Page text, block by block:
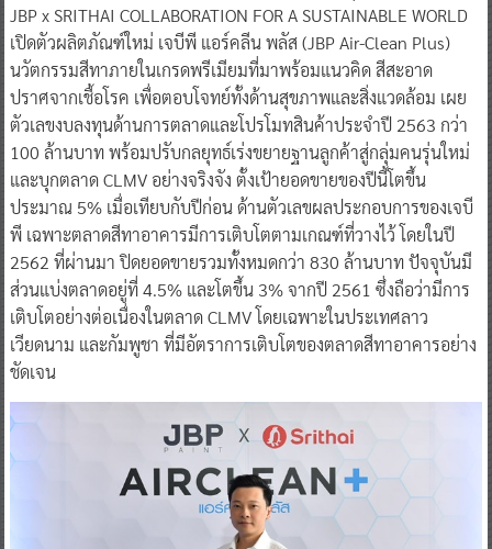
JBP x SRITHAI COLLABORATION FOR A SUSTAINABLE WORLD
เปิดตัวผลิตภัณฑ์ใหม่ เจบีพี แอร์คลีน พลัส (JBP Air-Clean Plus)
นวัตกรรมสีทาภายในเกรดพรีเมียมที่มาพร้อมแนวคิด สีสะอาด
ปราศจากเชื้อโรค เพื่อตอบโจทย์ทั้งด้านสุขภาพและสิ่งแวดล้อม เผย
ตัวเลขงบลงทุนด้านการตลาดและโปรโมทสินค้าประจำปี 2563 กว่า
100 ล้านบาท พร้อมปรับกลยุทธ์เร่งขยายฐานลูกค้าสู่กลุ่มคนรุ่นใหม่
และบุกตลาด CLMV อย่างจริงจัง ตั้งเป้ายอดขายของปีนี้โตขึ้น
ประมาณ 5% เมื่อเทียบกับปีก่อน ด้านตัวเลขผลประกอบการของเจบี
พี เฉพาะตลาดสีทาอาคารมีการเติบโตตามเกณฑ์ที่วางไว้ โดยในปี
2562 ที่ผ่านมา ปิดยอดขายรวมทั้งหมดกว่า 830 ล้านบาท ปัจจุบันมี
ส่วนแบ่งตลาดอยู่ที่ 4.5% และโตขึ้น 3% จากปี 2561 ซึ่งถือว่ามีการ
เติบโตอย่างต่อเนื่องในตลาด CLMV โดยเฉพาะในประเทศลาว
เวียดนาม และกัมพูชา ที่มีอัตราการเติบโตของตลาดสีทาอาคารอย่าง
ชัดเจน